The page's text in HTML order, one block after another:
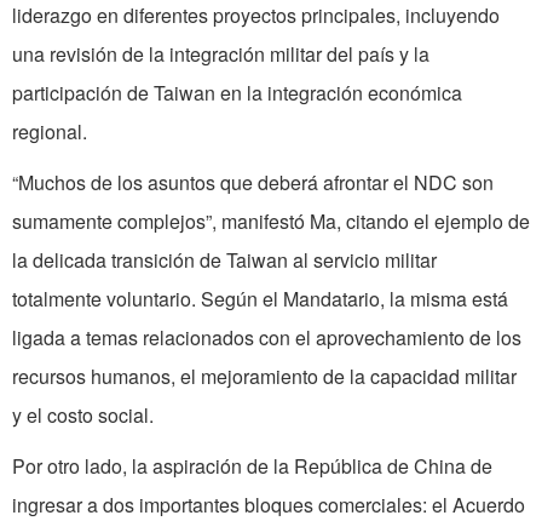
liderazgo en diferentes proyectos principales, incluyendo
una revisión de la integración militar del país y la
participación de Taiwan en la integración económica
regional.
“Muchos de los asuntos que deberá afrontar el NDC son
sumamente complejos”, manifestó Ma, citando el ejemplo de
la delicada transición de Taiwan al servicio militar
totalmente voluntario. Según el Mandatario, la misma está
ligada a temas relacionados con el aprovechamiento de los
recursos humanos, el mejoramiento de la capacidad militar
y el costo social.
Por otro lado, la aspiración de la República de China de
ingresar a dos importantes bloques comerciales: el Acuerdo